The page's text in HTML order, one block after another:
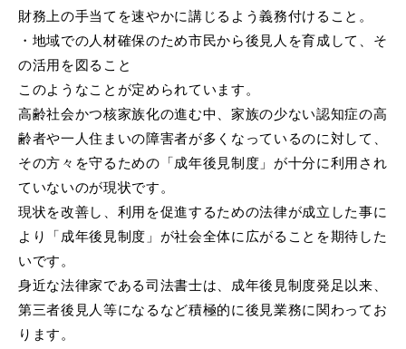
財務上の手当てを速やかに講じるよう義務付けること。
・地域での人材確保のため市民から後見人を育成して、そ
の活用を図ること
このようなことが定められています。
高齢社会かつ核家族化の進む中、家族の少ない認知症の高
齢者や一人住まいの障害者が多くなっているのに対して、
その方々を守るための「成年後見制度」が十分に利用され
ていないのが現状です。
現状を改善し、利用を促進するための法律が成立した事に
より「成年後見制度」が社会全体に広がることを期待した
いです。
身近な法律家である司法書士は、成年後見制度発足以来、
第三者後見人等になるなど積極的に後見業務に関わってお
ります。